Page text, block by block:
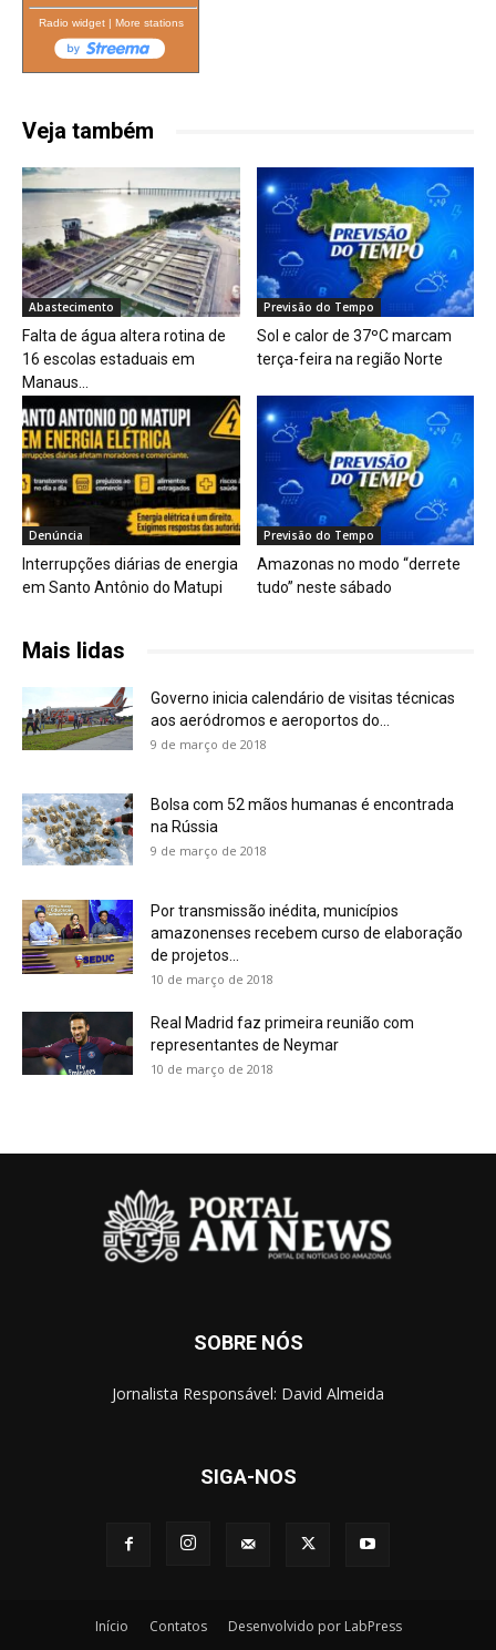
Radio widget| More stations
Veja também
Abastecimento
Falta de água altera rotina de
16 escolas estaduais em
Manaus...
Previsão do Tempo
Sol e calor de 37ºC marcam
terça-feira na região Norte
Denúncia
Interrupções diárias de energia
em Santo Antônio do Matupi
Previsão do Tempo
Amazonas no modo “derrete
tudo” neste sábado
Mais lidas
Governo inicia calendário de visitas técnicas
aos aeródromos e aeroportos do...
9 de março de 2018
Bolsa com 52 mãos humanas é encontrada
na Rússia
9 de março de 2018
Por transmissão inédita, municípios
amazonenses recebem curso de elaboração
de projetos...
10 de março de 2018
Real Madrid faz primeira reunião com
representantes de Neymar
10 de março de 2018
SOBRE NÓS
Jornalista Responsável: David Almeida
SIGA-NOS
Início Contatos Desenvolvido por LabPress